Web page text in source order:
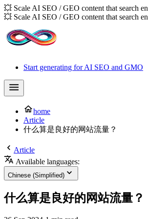
💥 Scale AI SEO / GEO content that search
💥 Scale AI SEO / GEO content that search
Start generating for AI SEO and GMO
home
Article
什么算是良好的网站流量？
Article
Available languages:
Chinese (Simplified)
什么算是良好的网站流量？